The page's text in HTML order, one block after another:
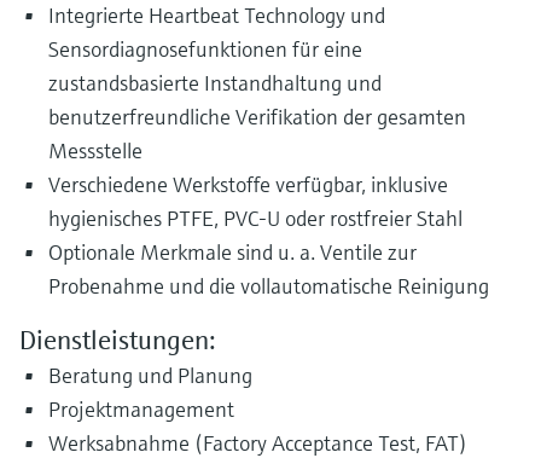
Integrierte Heartbeat Technology und
Sensordiagnosefunktionen für eine
zustandsbasierte Instandhaltung und
benutzerfreundliche Verifikation der gesamten
Messstelle
Verschiedene Werkstoffe verfügbar, inklusive
hygienisches PTFE, PVC-U oder rostfreier Stahl
Optionale Merkmale sind u. a. Ventile zur
Probenahme und die vollautomatische Reinigung
Dienstleistungen:
Beratung und Planung
Projektmanagement
Werksabnahme (Factory Acceptance Test, FAT)